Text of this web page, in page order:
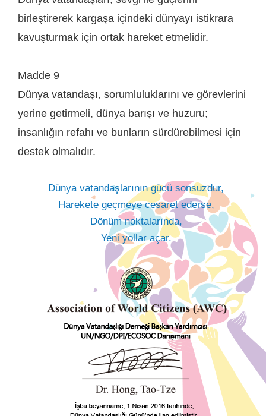
birleştirerek kargaşa içindeki dünyayı istikrara
kavuşturmak için ortak hareket etmelidir.
Madde 9
Dünya vatandaşı, sorumluluklarını ve görevlerini
yerine getirmeli, dünya barışı ve huzuru;
insanlığın refahı ve bunların sürdürebilmesi için
destek olmalıdır.
Dünya vatandaşlarının gücü sonsuzdur,
Harekete geçmeye cesaret ederse,
Dönüm noktalarında,
Yeni yollar açar.